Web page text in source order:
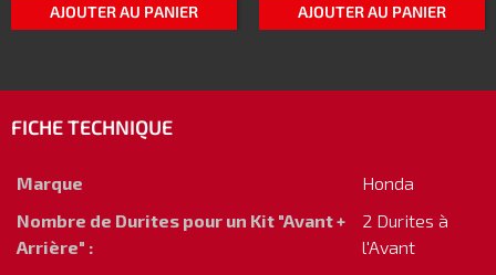
AJOUTER AU PANIER AJOUTER AU PANIER
FICHE TECHNIQUE
Marque
Honda
Nombre de Durites pour un Kit "Avant +
Arrière" :
2 Durites à
l'Avant